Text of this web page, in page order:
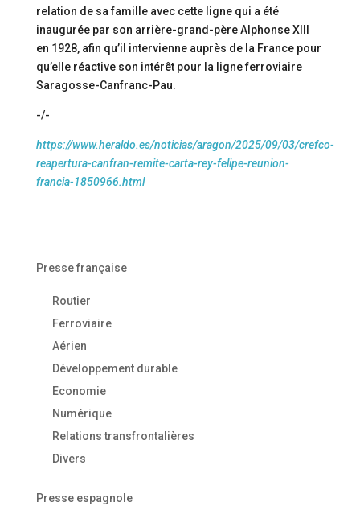
relation de sa famille avec cette ligne qui a été
inaugurée par son arrière-grand-père Alphonse XIII
en 1928, afin qu’il intervienne auprès de la France pour
qu’elle réactive son intérêt pour la ligne ferroviaire
Saragosse-Canfranc-Pau.
-/-
https://www.heraldo.es/noticias/aragon/2025/09/03/crefco-
reapertura-canfran-remite-carta-rey-felipe-reunion-
francia-1850966.html
Presse française
Routier
Ferroviaire
Aérien
Développement durable
Economie
Numérique
Relations transfrontalières
Divers
Presse espagnole